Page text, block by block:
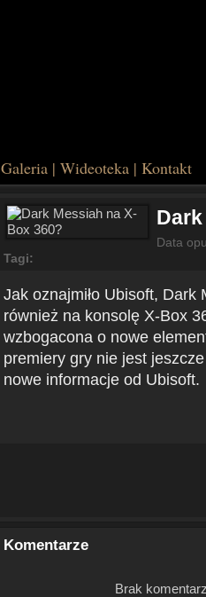
Galeria | Wideoteka | Kontakt
Data
Tagi:
Jak oznajmiło Ubisoft,
również na konsolę X-Box
wzbogacona o nowe
premiery gry nie jest
nowe informacje od Ubisoft.
Komentarze
Brak